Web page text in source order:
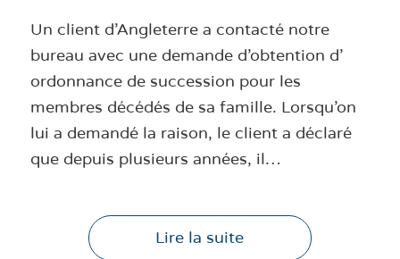
Un client d'Angleterre a contacté notre
bureau avec une demande d'obtention d'
ordonnance de succession pour les
membres décédés de sa famille. Lorsqu'on
lui a demandé la raison, le client a déclaré
que depuis plusieurs années, il…
Lire la suite